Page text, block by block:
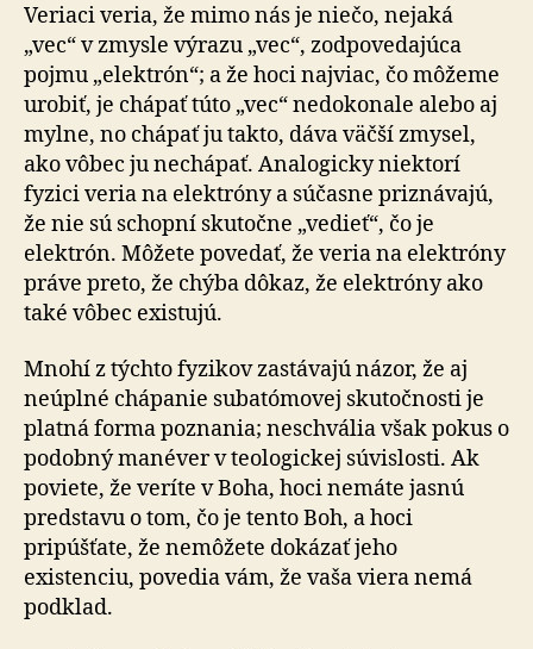
Veriaci veria, že mimo nás je niečo, nejaká
„vec“ v zmysle výrazu „vec“, zodpovedajúca
pojmu „elektrón“; a že hoci najviac, čo môžeme
urobiť, je chápať túto „vec“ nedokonale alebo aj
mylne, no chápať ju takto, dáva väčší zmysel,
ako vôbec ju nechápať. Analogicky niektorí
fyzici veria na elektróny a súčasne priznávajú,
že nie sú schopní skutočne „vedieť“, čo je
elektrón. Môžete povedať, že veria na elektróny
práve preto, že chýba dôkaz, že elektróny ako
také vôbec existujú.
Mnohí z týchto fyzikov zastávajú názor, že aj
neúplné chápanie subatómovej skutočnosti je
platná forma poznania; neschvália však pokus o
podobný manéver v teologickej súvislosti. Ak
poviete, že veríte v Boha, hoci nemáte jasnú
predstavu o tom, čo je tento Boh, a hoci
pripúšťate, že nemôžete dokázať jeho
existenciu, povedia vám, že vaša viera nemá
podklad.